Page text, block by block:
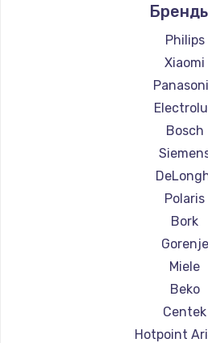
Ремонт
Ремонт
Ремонт
Ремонт
Ремонт
Ремонт
Ремонт
Ремонт
Ремонт
Ремонт
Ремонт
Ремонт
Ремонт кофемашин
Ремонт
Ремонт
Philips
Xiaomi
Bosch
Polaris
Bork
Gorenje
Miele
Beko
Centek
Hotpoint